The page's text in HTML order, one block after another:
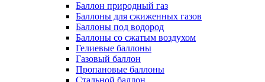
Баллон природный газ
Баллоны для сжиженных газов
Баллоны под водород
Баллоны со сжатым воздухом
Гелиевые баллоны
Газовый баллон
Пропановые баллоны
Стальной баллон